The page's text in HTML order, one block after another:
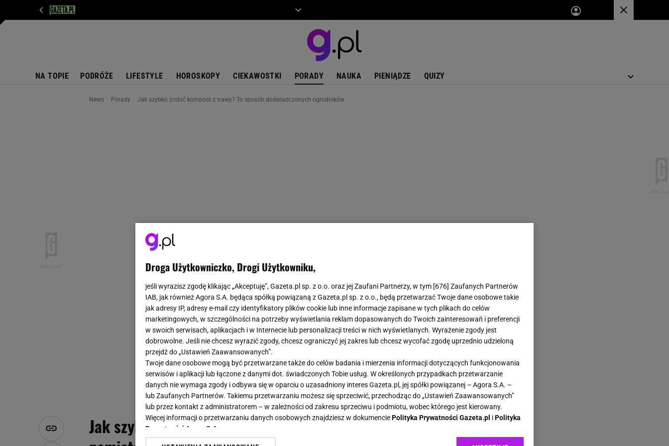
NA TOPIE PODRÓŻE LIFESTYLE HOROSKOPY CIEKAWOSTKI PORADY NAUKA PIENIĄDZE QUIZY
News Porady Jak szybko zrobić kompost z trawy? To sposób doświadczonych ogrodników
Jak szybko zrobić kompost z trawy? O tym musisz
Droga Użytkowniczko, Drogi Użytkowniku,
jeśli wyrazisz zgodę klikając „Akceptuję”, Gazeta.pl sp. z o.o. oraz jej Zaufani Partnerzy, w tym [676] Zaufanych Partnerów
IAB, jak również Agora S.A. będąca spółką powiązaną z Gazeta.pl sp. z o.o., będą przetwarzać Twoje dane osobowe takie
jak adresy IP, adresy e-mail czy identyfikatory plików cookie lub inne informacje zapisane w tych plikach do celów
marketingowych, w szczególności na potrzeby wyświetlania reklam dopasowanych do Twoich zainteresowań i preferencji
w swoich serwisach, aplikacjach i w Internecie lub personalizacji treści w nich wyświetlanych. Wyrażenie zgody jest
dobrowolne. Jeśli nie chcesz wyrazić zgody, chcesz ograniczyć jej zakres lub chcesz wycofać zgodę uprzednio udzieloną
przejdź do „Ustawień Zaawansowanych”.
Twoje dane osobowe mogą być przetwarzane także do celów badania i mierzenia informacji dotyczących funkcjonowania
serwisów i aplikacji lub łączone z danymi dot. świadczonych Tobie usług. W określonych przypadkach przetwarzanie
danych nie wymaga zgody i odbywa się w oparciu o uzasadniony interes Gazeta.pl, jej spółki powiązanej – Agora S.A. –
lub Zaufanych Partnerów. Takiemu przetwarzaniu możesz się sprzeciwić, przechodząc do „Ustawień Zaawansowanych”
lub przez kontakt z administratorem – w zależności od zakresu sprzeciwu i podmiotu, wobec którego jest kierowany.
Więcej informacji o przetwarzaniu danych osobowych znajdziesz w dokumenciePolityka Prywatności Gazeta.pl iPolityka
Prywatności Agora S.A.